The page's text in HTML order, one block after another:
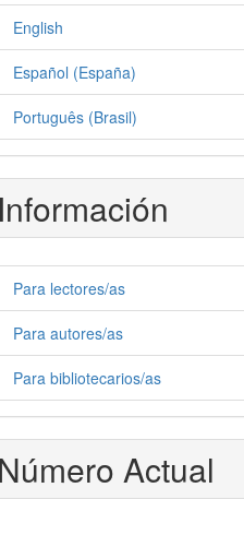
English
Español (España)
Português (Brasil)
Para lectores/as
Para autores/as
Para bibliotecarios/as
Actual